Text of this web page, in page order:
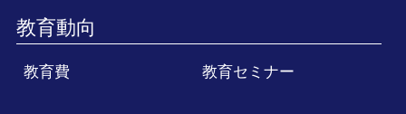
教育動向
教育費 教育セミナー